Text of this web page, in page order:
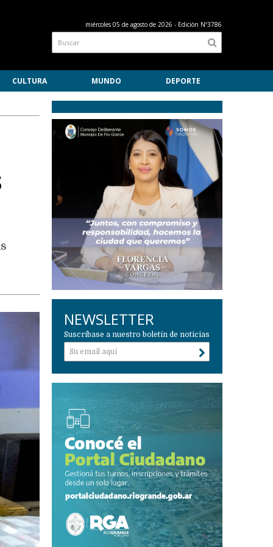
miércoles 05 de agosto de 2026 - Edición Nº3786
CULTURA MUNDO DEPORTE
NEWSLETTER
Suscríbase a nuestro boletín de noticias